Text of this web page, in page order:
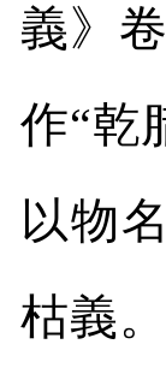
義》卷
作“乾
以物
枯義